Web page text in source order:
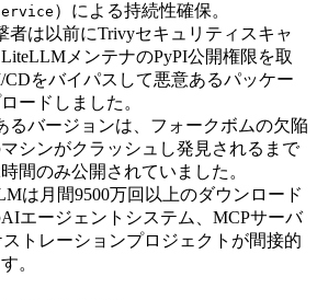
）による持続性確保。
者は以前にTrivyセキュリティスキャ
メンテナのPyPI公開権限を取
をバイパスして悪意あるパッケー
ードしました。
るバージョンは、フォークボムの欠陥
シンがクラッシュし発見されるまで
間のみ公開されていました。
は月間9500万回以上のダウンロード
エージェントシステム、MCPサーバ
トレーションプロジェクトが間接的
。